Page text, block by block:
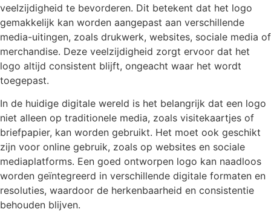
veelzijdigheid te bevorderen. Dit betekent dat het logo
gemakkelijk kan worden aangepast aan verschillende
media-uitingen, zoals drukwerk, websites, sociale media of
merchandise. Deze veelzijdigheid zorgt ervoor dat het
logo altijd consistent blijft, ongeacht waar het wordt
toegepast.
In de huidige digitale wereld is het belangrijk dat een logo
niet alleen op traditionele media, zoals visitekaartjes of
briefpapier, kan worden gebruikt. Het moet ook geschikt
zijn voor online gebruik, zoals op websites en sociale
mediaplatforms. Een goed ontworpen logo kan naadloos
worden geïntegreerd in verschillende digitale formaten en
resoluties, waardoor de herkenbaarheid en consistentie
behouden blijven.